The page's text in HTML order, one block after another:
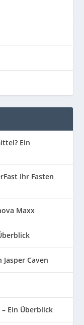
Ein
Ihr Fasten
Maxx
Caven
Ein Überblick